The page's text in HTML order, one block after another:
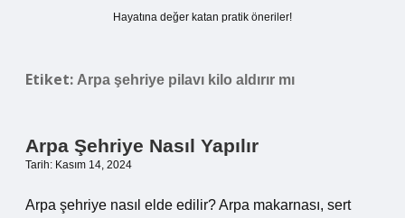
Hayatına değer katan pratik öneriler!
Etiket: Arpa şehriye pilavı kilo aldırır mı
Arpa Şehriye Nasıl Yapılır
Tarih: Kasım 14, 2024
Arpa şehriye nasıl elde edilir? Arpa makarnası, sert